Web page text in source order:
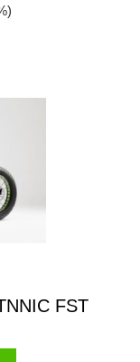
FST